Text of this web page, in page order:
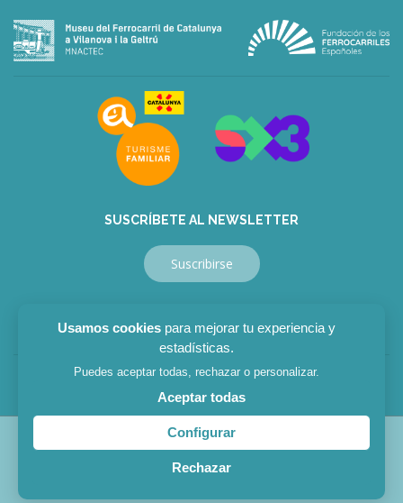
Usamos cookiespara mejorar tu experiencia y
estadísticas.
Puedes aceptar todas, rechazar o personalizar.
Aceptar todas
Configurar
Rechazar
SUSCRÍBETE AL NEWSLETTER
Suscribirse
Aviso legal|Política privacidad | Política cookies
© 2026Museu del Ferrocarril de Catalunya. Fundación de
los Ferrocarriles Españoles